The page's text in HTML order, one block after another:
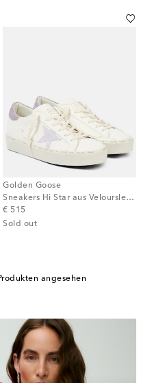
Golden Goose
Sneakers Hi Star aus Veloursleder
€ 515
original price
Sold out
angesehen